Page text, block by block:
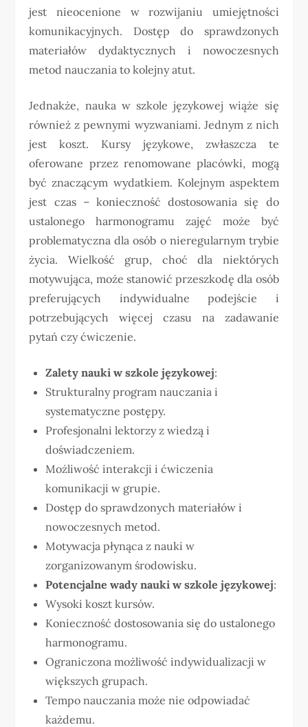
jest nieocenione w rozwijaniu umiejętności
komunikacyjnych. Dostęp do sprawdzonych
materiałów dydaktycznych i nowoczesnych
metod nauczania to kolejny atut.
Jednakże, nauka w szkole językowej wiąże się
również z pewnymi wyzwaniami. Jednym z nich
jest koszt. Kursy językowe, zwłaszcza te
oferowane przez renomowane placówki, mogą
być znaczącym wydatkiem. Kolejnym aspektem
jest czas – konieczność dostosowania się do
ustalonego harmonogramu zajęć może być
problematyczna dla osób o nieregularnym trybie
życia. Wielkość grup, choć dla niektórych
motywująca, może stanowić przeszkodę dla osób
preferujących indywidualne podejście i
potrzebujących więcej czasu na zadawanie
pytań czy ćwiczenie.
Zalety nauki w szkole językowej:
Strukturalny program nauczania i
systematyczne postępy.
Profesjonalni lektorzy z wiedzą i
doświadczeniem.
Możliwość interakcji i ćwiczenia
komunikacji w grupie.
Dostęp do sprawdzonych materiałów i
nowoczesnych metod.
Motywacja płynąca z nauki w
zorganizowanym środowisku.
Potencjalne wady nauki w szkole językowej:
Wysoki koszt kursów.
Konieczność dostosowania się do ustalonego
harmonogramu.
Ograniczona możliwość indywidualizacji w
większych grupach.
Tempo nauczania może nie odpowiadać
każdemu.